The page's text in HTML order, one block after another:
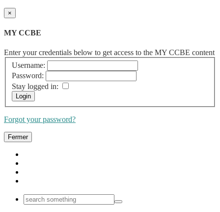
×
MY CCBE
Enter your credentials below to get access to the MY CCBE content
Username:
Password:
Stay logged in:
Forgot your password?
Fermer